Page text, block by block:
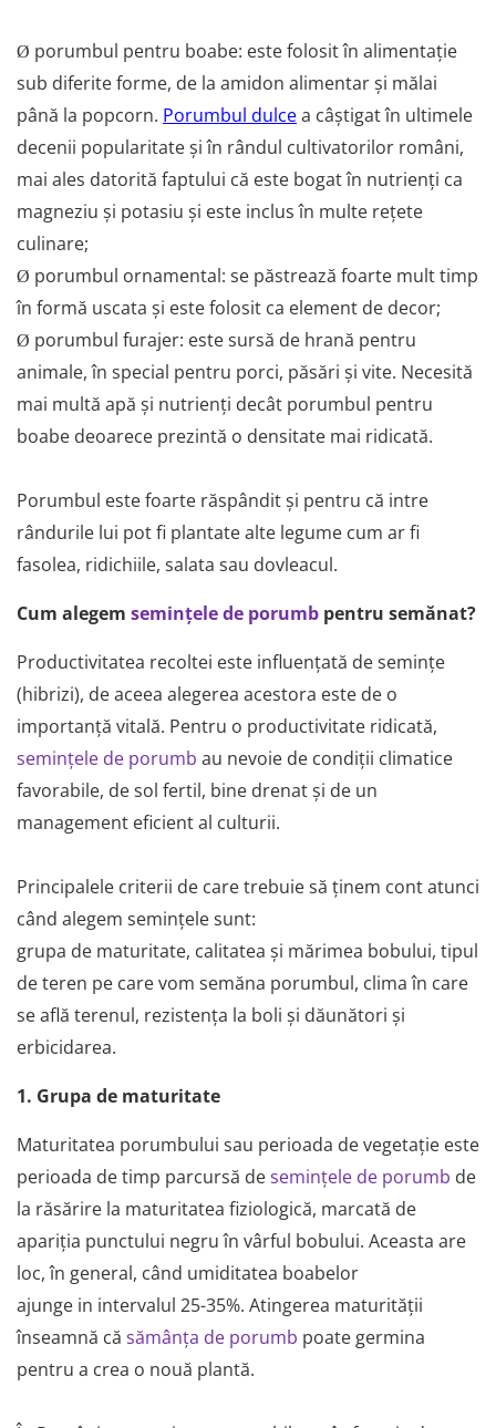
Erbicid
Fungicid
Insecticid
Tratamente repaus vegetativ
Ingrasaminte plante
Ingrasaminte plante
Ingrasaminte plante - CUTIE / KG
Ingrasaminte plante - ECOLOGICE
Ingrasaminte plante - FLORI
Ingrasaminte plante - FLORI - GEL
Casa, Gradina
Accesorii agricole
Accesorii gard electric
Candele / Rezerve / Lumanari
Diverse casa si gradina
Diverse depozitare
Echipament protectie gradina
Fir/Ata de legat
Foarfeci
Furtun / banda / tub
Motofierastrau / Drujba
Plantator
Plasa de umbrire
Plase plante
Pompa de apa curata/murdara
Pompa de stropit
Saci
Spray si intretinere
Vinificatie
Lichidare STOC
Produse Bricolaj
Acumulatori si Incarcatoare
Baros / Ciocan / Topor
Burghie
Cantare
Ø porumbul pentru boabe: este folosit în alimentație
sub diferite forme, de la amidon alimentar și mălai
până la popcorn. Porumbul dulcea câștigat în ultimele
decenii popularitate și în rândul cultivatorilor români,
mai ales datorită faptului că este bogat în nutrienți ca
magneziu și potasiu și este inclus în multe rețete
culinare;
Ø porumbul ornamental: se păstrează foarte mult timp
în formă uscata și este folosit ca element de decor;
Ø porumbul furajer: este sursă de hrană pentru
animale, în special pentru porci, păsări și vite. Necesită
mai multă apă și nutrienți decât porumbul pentru
boabe deoarece prezintă o densitate mai ridicată.
Porumbul este foarte răspândit și pentru că intre
rândurile lui pot fi plantate alte legume cum ar fi
fasolea, ridichiile, salata sau dovleacul.
Cum alegem semințele de porumb pentru semănat?
Productivitatea recoltei este influențată de semințe
(hibrizi), de aceea alegerea acestora este de o
importanță vitală. Pentru o productivitate ridicată,
semințele de porumb au nevoie de condiții climatice
favorabile, de sol fertil, bine drenat și de un
management eficient al culturii.
Principalele criterii de care trebuie să ținem cont atunci
când alegem semințele sunt:
grupa de maturitate, calitatea și mărimea bobului, tipul
de teren pe care vom semăna porumbul, clima în care
se află terenul, rezistența la boli și dăunători și
erbicidarea.
1. Grupa de maturitate
Maturitatea porumbului sau perioada de vegetație este
perioada de timp parcursă desemințele de porumb de
la răsărire la maturitatea fiziologică, marcată de
apariția punctului negru în vârful bobului. Aceasta are
loc, în general, când umiditatea boabelor
ajunge in intervalul 25-35%. Atingerea maturității
înseamnă că sămânța de porumb poate germina
pentru a crea o nouă plantă.